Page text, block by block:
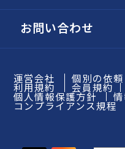
お問い合わせ
運営会社 個別の依
利用規約 会員規約
個人情報保護方針
コンプライアンス規程